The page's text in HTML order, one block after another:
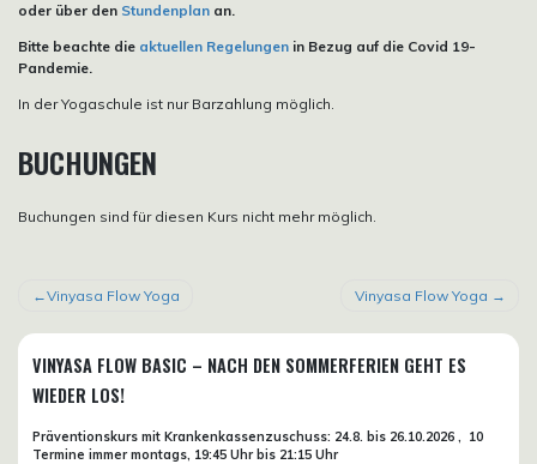
oder über den Stundenplan an.
Bitte beachte die aktuellen Regelungen in Bezug auf die Covid 19-
Pandemie.
In der Yogaschule ist nur Barzahlung möglich.
BUCHUNGEN
Buchungen sind für diesen Kurs nicht mehr möglich.
BEITRAGSNAVIGATION
Vinyasa Flow Yoga Vinyasa Flow Yoga
VINYASA FLOW BASIC – NACH DEN SOMMERFERIEN GEHT ES
WIEDER LOS!
Präventionskurs mit Krankenkassenzuschuss: 24.8. bis 26.10.2026 , 10
Termine immer montags, 19:45 Uhr bis 21:15 Uhr